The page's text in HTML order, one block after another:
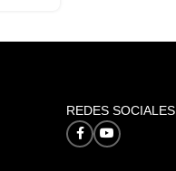
REDES SOCIALES